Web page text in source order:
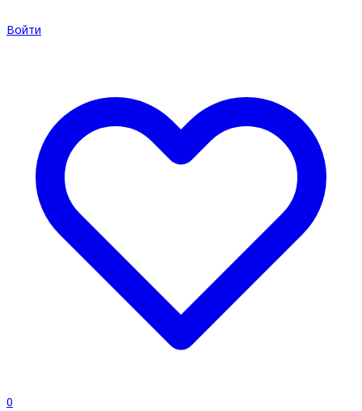
Войти
0